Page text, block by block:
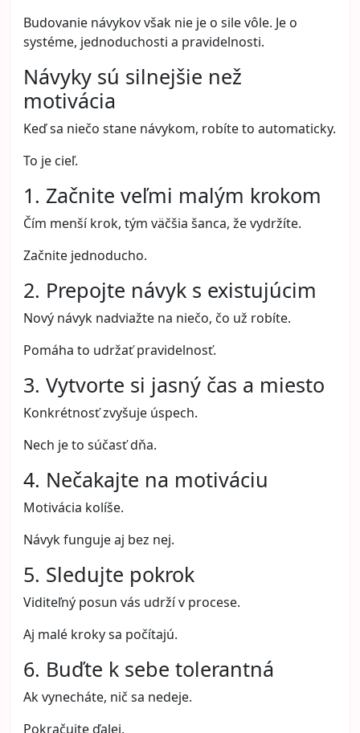
Budovanie návykov však nie je o sile vôle. Je o
systéme, jednoduchosti a pravidelnosti.
Návyky sú silnejšie než
motivácia
Keď sa niečo stane návykom, robíte to automaticky.
To je cieľ.
1. Začnite veľmi malým krokom
Čím menší krok, tým väčšia šanca, že vydržíte.
Začnite jednoducho.
2. Prepojte návyk s existujúcim
Nový návyk nadviažte na niečo, čo už robíte.
Pomáha to udržať pravidelnosť.
3. Vytvorte si jasný čas a miesto
Konkrétnosť zvyšuje úspech.
Nech je to súčasť dňa.
4. Nečakajte na motiváciu
Motivácia kolíše.
Návyk funguje aj bez nej.
5. Sledujte pokrok
Viditeľný posun vás udrží v procese.
Aj malé kroky sa počítajú.
6. Buďte k sebe tolerantná
Ak vynecháte, nič sa nedeje.
Pokračujte ďalej.